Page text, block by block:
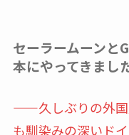
セーラームーンと
本にやってきまし
——久しぶりの外国
も馴染みの深いド